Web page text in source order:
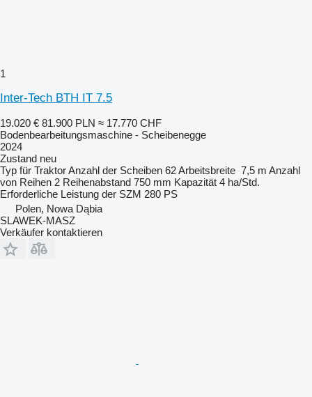
1
Inter-Tech BTH IT 7.5
19.020 € 81.900 PLN ≈ 17.770 CHF
Bodenbearbeitungsmaschine - Scheibenegge
2024
Zustand neu
Typ für TraktorAnzahl der Scheiben 62Arbeitsbreite 7,5 m Anzahl
von Reihen 2 Reihenabstand 750 mm Kapazität 4 ha/Std.
Erforderliche Leistung der SZM 280 PS
Polen, Nowa Dąbia
SLAWEK-MASZ
Verkäufer kontaktieren